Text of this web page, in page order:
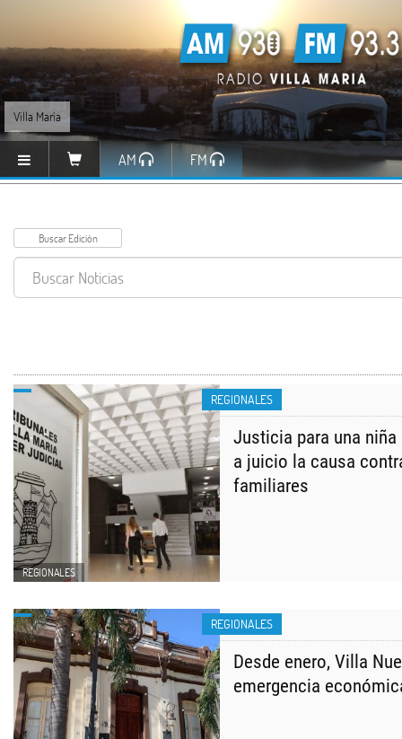
Villa María
AM FM
REGIONALES
REGIONALES
Justicia para una niña
a juicio la causa
familiares
REGIONALES
Desde enero, Villa
emergencia